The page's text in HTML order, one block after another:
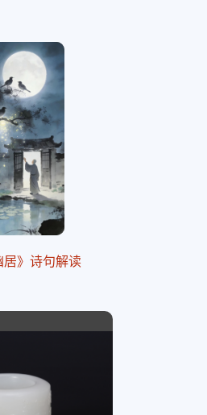
居》诗句解读